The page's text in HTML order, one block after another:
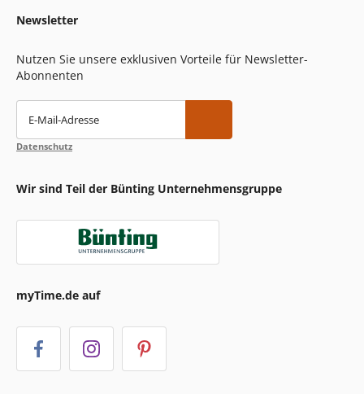
Newsletter
Nutzen Sie unsere exklusiven Vorteile für Newsletter-
Abonnenten
E-Mail-Adresse
Datenschutz
Wir sind Teil der Bünting Unternehmensgruppe
myTime.de auf